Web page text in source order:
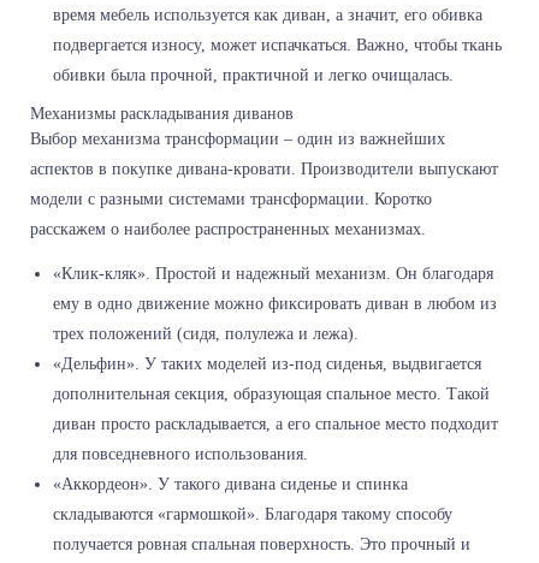
время мебель используется как диван, а значит, его обивка
подвергается износу, может испачкаться. Важно, чтобы ткань
обивки была прочной, практичной и легко очищалась.
Механизмы раскладывания диванов
Выбор механизма трансформации – один из важнейших
аспектов в покупке дивана-кровати. Производители выпускают
модели с разными системами трансформации. Коротко
расскажем о наиболее распространенных механизмах.
«Клик-кляк». Простой и надежный механизм. Он благодаря
ему в одно движение можно фиксировать диван в любом из
трех положений (сидя, полулежа и лежа).
«Дельфин». У таких моделей из-под сиденья, выдвигается
дополнительная секция, образующая спальное место. Такой
диван просто раскладывается, а его спальное место подходит
для повседневного использования.
«Аккордеон». У такого дивана сиденье и спинка
складываются «гармошкой». Благодаря такому способу
получается ровная спальная поверхность. Это прочный и